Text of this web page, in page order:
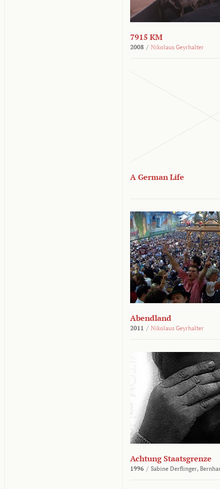
7915 KM
2008 / Nikolaus Geyrhalter
A German Life
Abendland
2011 / Nikolaus Geyrhalter
Achtung Staatsgrenze
1996 / Sabine Derflinger,